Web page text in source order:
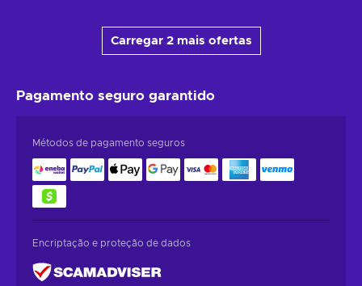
Carregar 2 mais ofertas
Pagamento seguro garantido
Métodos de pagamento seguros
Encriptação e proteção de dados